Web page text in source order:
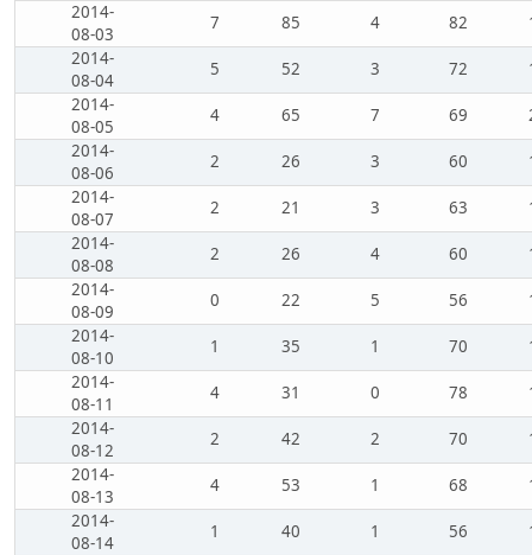
2014-
08-03
7 85 4 82
2014-
08-04
5 52 3 72
2014-
08-05
4 65 7 69
2014-
08-06
2 26 3 60
2014-
08-07
2 21 3 63
2014-
08-08
2 26 4 60
2014-
08-09
0 22 5 56
2014-
08-10
1 35 1 70
2014-
08-11
4 31 0 78
2014-
08-12
2 42 2 70
2014-
08-13
4 53 1 68
2014-
08-14
1 40 1 56